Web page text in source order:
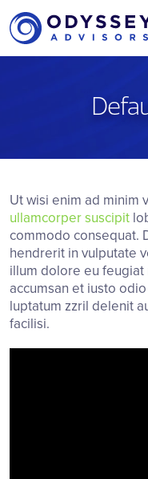
Main Navigation
Ut wisi enim ad minim
ullamcorper suscipit
commodo consequat.
hendrerit in vulputate
illum dolore eu
accumsan et iusto
luptatum zzril delenit
facilisi.